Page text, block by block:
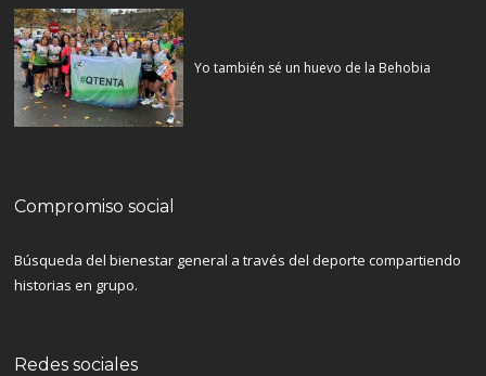
Yo también sé un huevo de la Behobia
Compromiso social
Búsqueda del bienestar general a través del deporte compartiendo
historias en grupo.
Redes sociales